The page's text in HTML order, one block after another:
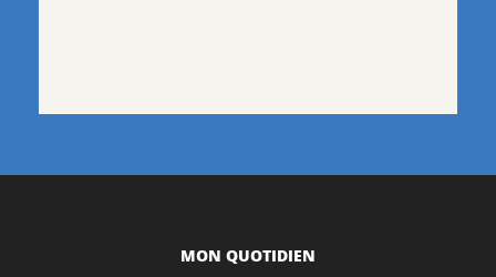
MON QUOTIDIEN